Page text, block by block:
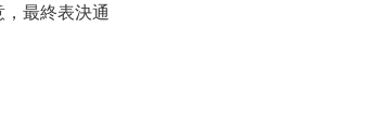
最終表決通